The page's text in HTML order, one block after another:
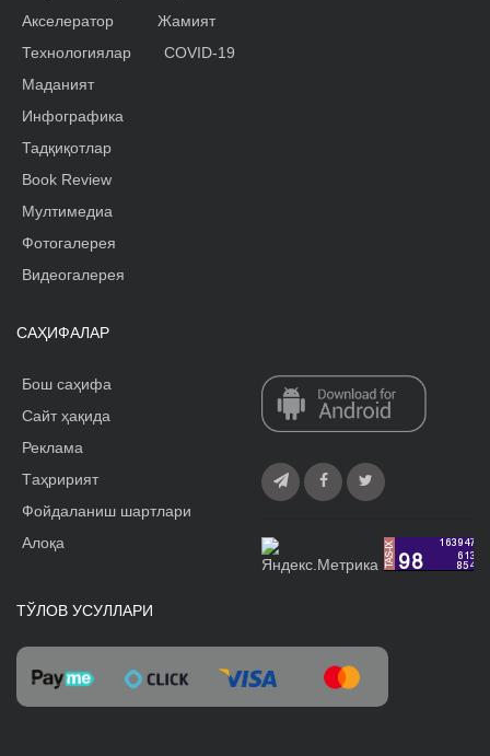
Акселератор
Жамият
Технологиялар
Маданият
Инфографика
Тадқиқотлар
Book Review
Мултимедиа
Фотогалерея
Видеогалерея
COVID-19
САҲИФАЛАР
Бош саҳифа
Сайт ҳақида
Реклама
Tаҳририят
Фойдаланиш шартлари
Алоқа
ТЎЛОВ УСУЛЛАРИ